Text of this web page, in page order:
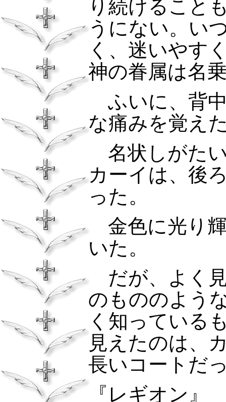
り続けること
うにない。い
く、迷いやす
神の眷属は名
ふいに、背
な痛みを覚え
名状しがた
カーイは、後
った。
金色に光り
いた。
だが、よく
のもののよう
く知っている
見えたのは、
長いコートだ
『レギオン』